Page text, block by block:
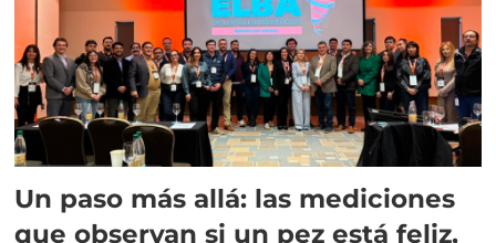
Un paso más allá: las mediciones
que observan si un pez está feliz,